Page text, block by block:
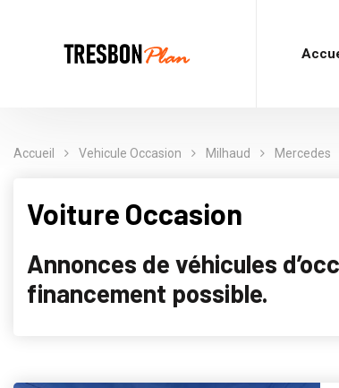
Accueil Vehicule Occasion Milhaud Mercedes
Voiture Occasion
Annonces de véhicules
financement possible.